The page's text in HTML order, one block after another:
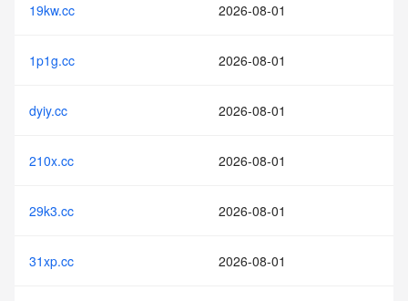
19kw.cc 2026-08-01
1p1g.cc 2026-08-01
dyiy.cc 2026-08-01
210x.cc 2026-08-01
29k3.cc 2026-08-01
31xp.cc 2026-08-01